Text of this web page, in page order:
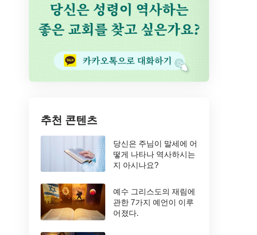
추천 콘텐츠
당신은 주님이 말세에 어
떻게 나타나 역사하시는
지 아시나요?
예수 그리스도의 재림에
관한 7가지 예언이 이루
어졌다.